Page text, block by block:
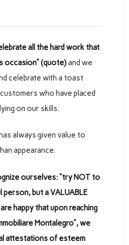
all the hard work that
occasion” (quote)and we
celebrate with a toast
who have placed
on our skills.
always given value to
appearance.
ourselves: “try NOT to
but a VALUABLE
happy that upon reaching
Montalegro”, we
attestations of esteem